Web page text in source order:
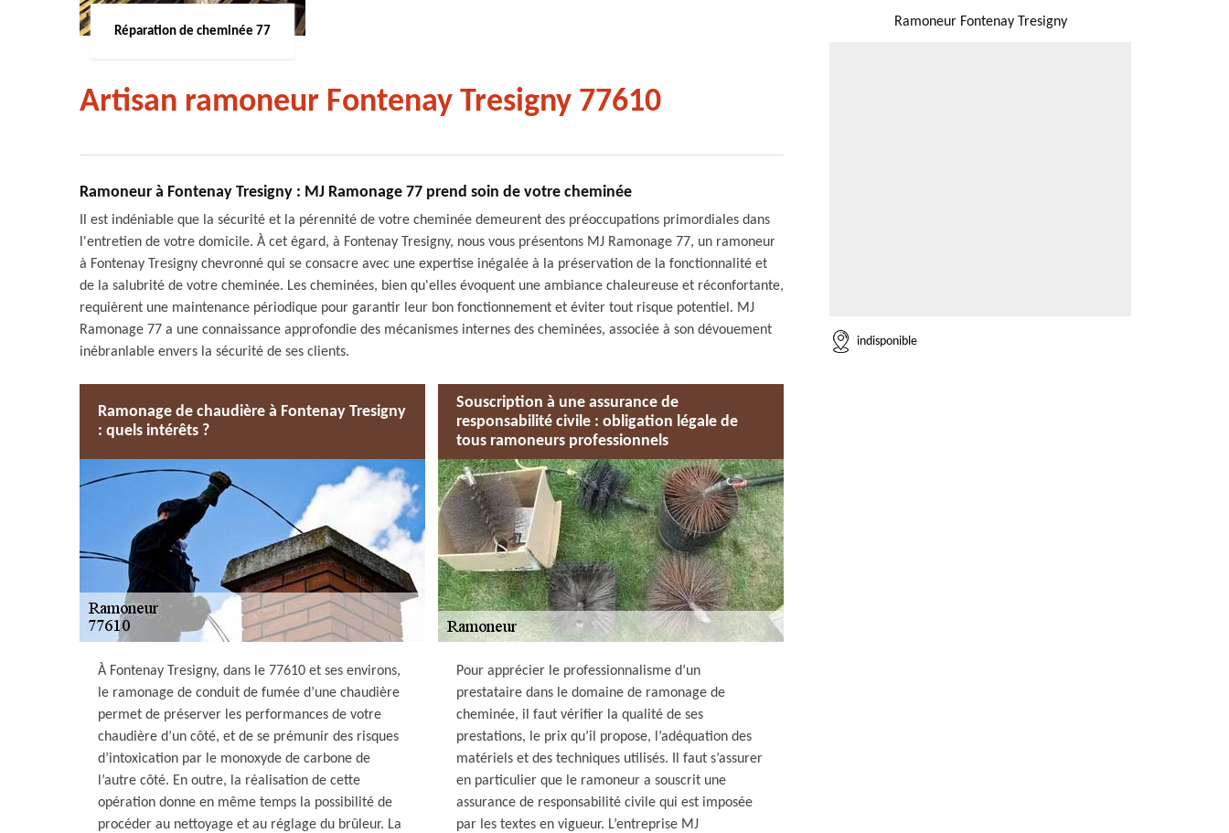
Réparation de cheminée 77
Artisan ramoneur Fontenay Tresigny 77610
Ramoneur à Fontenay Tresigny : MJ Ramonage 77 prend soin de votre cheminée
Il est indéniable que la sécurité et la pérennité de votre cheminée demeurent des préoccupations primordiales dans
l'entretien de votre domicile. À cet égard, à Fontenay Tresigny, nous vous présentons MJ Ramonage 77, un ramoneur
à Fontenay Tresigny chevronné qui se consacre avec une expertise inégalée à la préservation de la fonctionnalité et
de la salubrité de votre cheminée. Les cheminées, bien qu'elles évoquent une ambiance chaleureuse et réconfortante,
requièrent une maintenance périodique pour garantir leur bon fonctionnement et éviter tout risque potentiel. MJ
Ramonage 77 a une connaissance approfondie des mécanismes internes des cheminées, associée à son dévouement
inébranlable envers la sécurité de ses clients.
Ramonage de chaudière à Fontenay Tresigny
: quels intérêts ?
À Fontenay Tresigny, dans le 77610 et ses environs,
le ramonage de conduit de fumée d’une chaudière
permet de préserver les performances de votre
chaudière d’un côté, et de se prémunir des risques
d’intoxication par le monoxyde de carbone de
l’autre côté. En outre, la réalisation de cette
opération donne en même temps la possibilité de
procéder au nettoyage et au réglage du brûleur. La
Souscription à une assurance de
responsabilité civile : obligation légale de
tous ramoneurs professionnels
Pour apprécier le professionnalisme d’un
prestataire dans le domaine de ramonage de
cheminée, il faut vérifier la qualité de ses
prestations, le prix qu’il propose, l’adéquation des
matériels et des techniques utilisés. Il faut s’assurer
en particulier que le ramoneur a souscrit une
assurance de responsabilité civile qui est imposée
par les textes en vigueur. L’entreprise MJ
Ramoneur Fontenay Tresigny
indisponible